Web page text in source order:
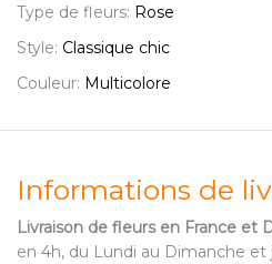
Type de fleurs: Rose
Style: Classique chic
Couleur: Multicolore
Informations de
Livraison de fleurs en France et
en 4h, du Lundi au Dimanche et